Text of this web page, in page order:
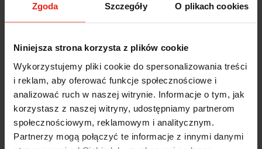
Zgoda Szczegóły O plikach cookies
Niniejsza strona korzysta z plików cookie
Wykorzystujemy pliki cookie do spersonalizowania treści
i reklam, aby oferować funkcje społecznościowe i
analizować ruch w naszej witrynie. Informacje o tym, jak
korzystasz z naszej witryny, udostępniamy partnerom
społecznościowym, reklamowym i analitycznym.
Partnerzy mogą połączyć te informacje z innymi danymi
filtry
Jak zbieramy opinie?
5
Jestem zaskoczona, że ta paczka dotarła do mnie tak
szybko. Paczka dotarła cała i zdrowa. Szybko,
sprawnie, bez problemów. Bardzo pomocna obsługa
klienta.
wczoraj